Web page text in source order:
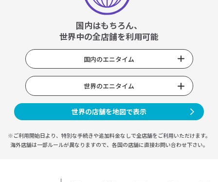
国内はもちろん、
世界中の全店舗を利用可能
国内のエニタイム
世界のエニタイム
世界の店舗を地図で表示
※ご利用開始日より、特別な手続きや追加料金なしで全店舗をご利用いただけます。
海外店舗は一部ルールが異なりますので、 各国の店舗に直接お問い合わせ下さい。